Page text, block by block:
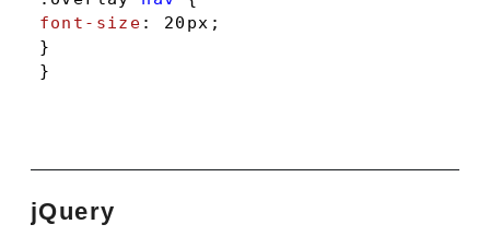
font-size : 20px ;
}
}
jQuery